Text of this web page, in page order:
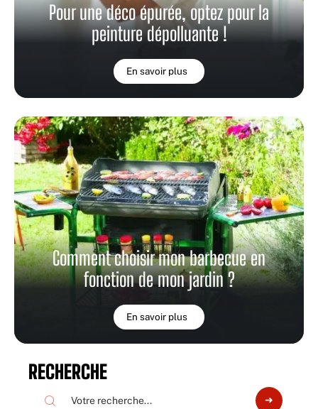
Pour une déco épurée, optez pour la
peinture dépolluante !
En savoir plus
Comment choisir mon barbecue en
fonction de mon jardin ?
En savoir plus
RECHERCHE